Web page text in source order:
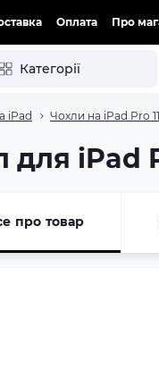
Оплата Про
Категорії
iPad Чохли на iPad Pro
для iPad
про товар